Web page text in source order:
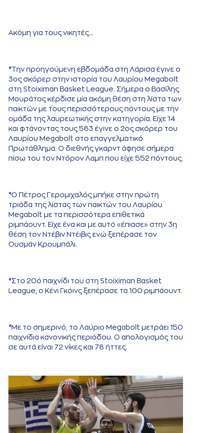
Ακόμη για τους νικητές…
*Την προηγούμενη εβδομάδα στη Λάρισα έγινε ο
3ος σκόρερ στην ιστορία του Λαυρίου Megabolt
στη Stoiximan Basket League. Σήμερα ο Βασίλης
Μουράτος κέρδισε μία ακόμη θέση στη λίστα των
παικτών με τους περισσότερους πόντους με την
ομάδα της λαυρεωτικής στην κατηγορία. Είχε 14
και φτάνοντας τους 563 έγινε ο 2ος σκόρερ του
Λαυρίου Megabolt στο επαγγελματικό
Πρωτάθλημα. Ο διεθνής γκαρντ άφησε σήμερα
πίσω του τον Ντόρον Λαμπ που είχε 552 πόντους.
*Ο Πέτρος Γερομιχαλός μπήκε στην πρώτη
τριάδα της λίστας των παικτών του Λαυρίου
Megabolt με τα περισσότερα επιθετικά
ριμπάουντ. Είχε ένα και με αυτό «έπιασε» στην 3η
θέση τον Ντέβιν Ντέιβις ενώ ξεπέρασε τον
Ουσμάν Κρουμπάλι.
*Στο 20ό παιχνίδι του στη Stoiximan Basket
League, ο Κένι Γκόινς ξεπέρασε τα 100 ριμπάουντ.
*Με το σημερινό, το Λαύριο Megabolt μετράει 150
παιχνίδια κανονικής περιόδου. Ο απολογισμός του
σε αυτά είναι 72 νίκες και 78 ήττες.